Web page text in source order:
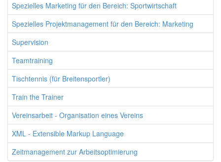
Spezielles Marketing für den Bereich: Sportwirtschaft
Spezielles Projektmanagement für den Bereich: Marketing
Supervision
Teamtraining
Tischtennis (für Breitensportler)
Train the Trainer
Vereinsarbeit - Organisation eines Vereins
XML - Extensible Markup Language
Zeitmanagement zur Arbeitsoptimierung